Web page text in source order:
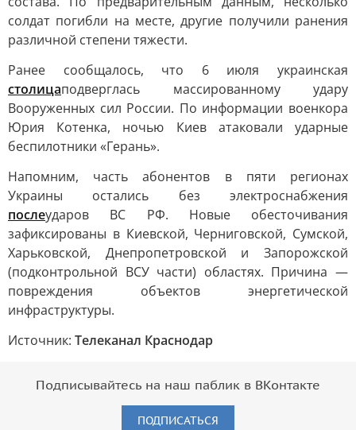
солдат погибли на месте, другие получили ранения
различной степени тяжести.
Ранее сообщалось, что 6 июля украинская
столицаподверглась массированному удару
Вооруженных сил России. По информации военкора
Юрия Котенка, ночью Киев атаковали ударные
беспилотники «Герань».
Напомним, часть абонентов в пяти регионах
Украины остались без электроснабжения
послеударов ВС РФ. Новые обесточивания
зафиксированы в Киевской, Черниговской, Сумской,
Харьковской, Днепропетровской и Запорожской
(подконтрольной ВСУ части) областях. Причина —
повреждения объектов энергетической
инфраструктуры.
Источник: Телеканал Краснодар
Подписывайтесь на наш паблик в ВКонтакте
ПОДПИСАТЬСЯ